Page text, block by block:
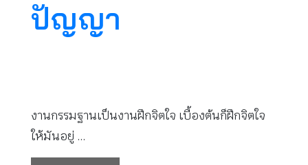
ปัญญา
งานกรรมฐานเป็นงานฝึกจิตใจ เบื้องต้นก็ฝึกจิตใจ
ให้มันอยู่ …